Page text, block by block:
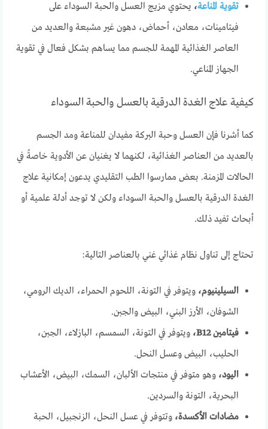
تقوية المناعة، يحتوي مزيج العسل والحبة السوداء على
فيتامينات، معادن، أحماض، دهون غير مشبعة والعديد من
العاصر الغذائية المهمة للجسم مما يساهم بشكل فعال في تقوية
الجهاز المناعي.
كيفية علاج الغدة الدرقية بالعسل والحبة السوداء
كما أشرنا فإن العسل وحبة البركة مفيدان للمناعة ومد الجسم
بالعديد من العناصر الغذائية، لكنهما لا يغنيان عن الأدوية خاصةً في
الحالات المزمنة. بعض ممارسوا الطب التقليدي يدعون إمكانية علاج
الغدة الدرقية بالعسل والحبة السوداء ولكن لا توجد أدلة علمية أو
أبحاث تفيد ذلك.
تحتاج إلى تناول نظام غذائي غني بالعناصر التالية:
السيلينيوم، ويتوفر في التونة، اللحوم الحمراء، الديك الرومي،
الشوفان، الأرز البني، البيض والجبن.
فيتامين B12،
ويتوفر في التونة، السمسم، البازلاء، الجبن،
الحليب، البيض وعسل النحل.
اليود، وهو متوفر في منتجات الألبان، السمك، البيض، الأعشاب
البحرية، التونة والسردين.
مضادات الأكسدة، وتتوفر في عسل النحل، الزنجبيل، الحبة